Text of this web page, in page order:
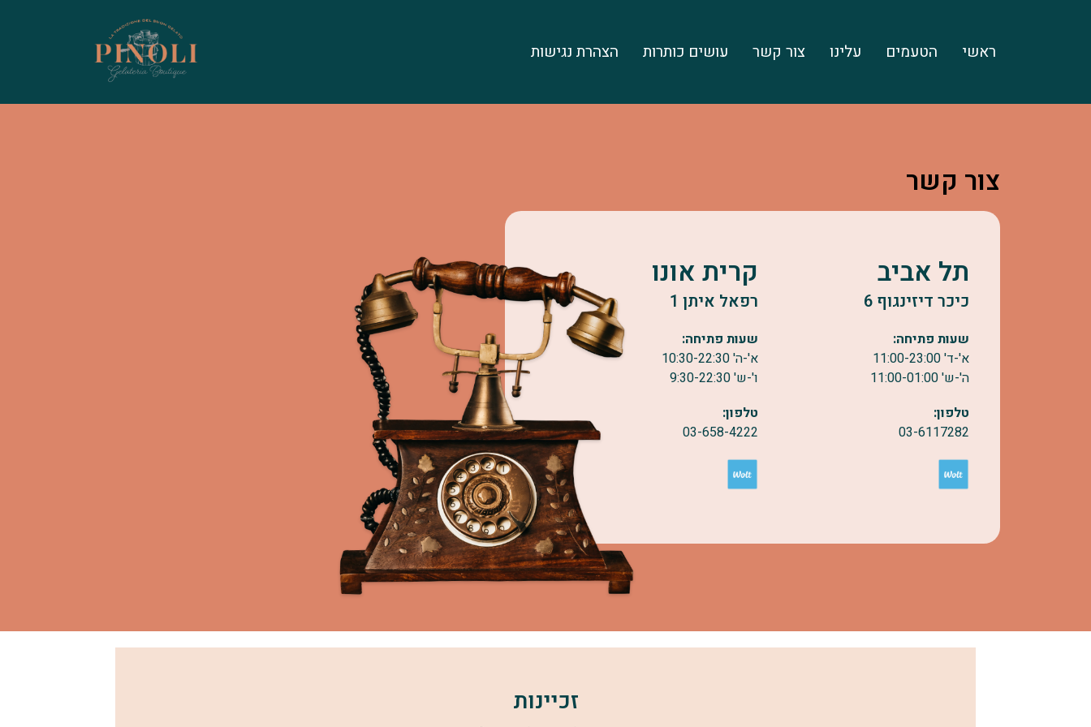
ראשי הטעמים עלינו צור קשר עושים כותרות הצהרת נגישות
צור קשר
תל אביב
כיכר דיזינגוף 6
שעות פתיחה:
א'-ד' 11:00-23:00
ה'-ש' 11:00-01:00
טלפון:
03-6117282
קרית אונו
רפאל איתן 1
שעות פתיחה:
א'-ה' 10:30-22:30
ו'-ש' 9:30-22:30
טלפון:
‎03-658-4222
זכיינות